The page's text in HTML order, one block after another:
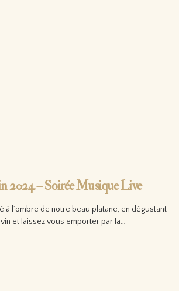
2024 – Soirée Musique Live
à l’ombre de notre beau platane, en dégustant
et laissez vous emporter par la…